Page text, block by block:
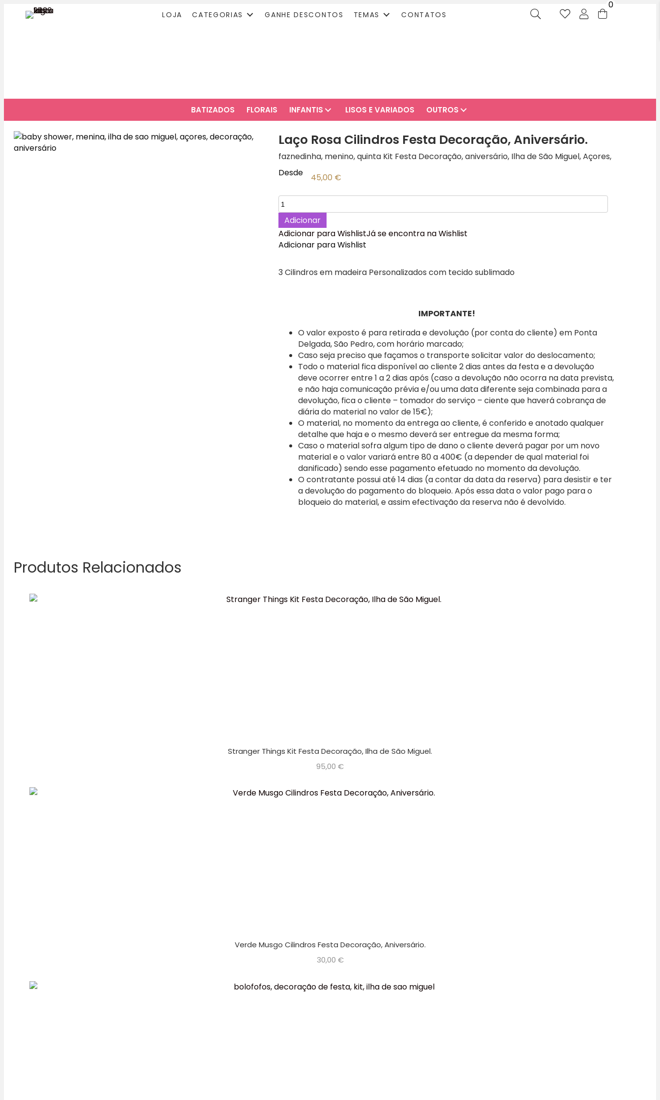
LOJA CATEGORIAS GANHE DESCONTOS TEMAS CONTATOS
0
BATIZADOS FLORAIS INFANTIS LISOS E VARIADOS OUTROS
Laço Rosa Cilindros Festa Decoração, Aniversário.
faznedinha, menino, quinta Kit Festa Decoração, aniversário, Ilha de São Miguel, Açores,
Desde
45,00 €
Quantidade
de
Laço
Rosa
Cilindros
Decoração,
Adicionar
Adicionar para WishlistJá se encontra na Wishlist
Adicionar para Wishlist
3 Cilindros em madeira Personalizados com tecido sublimado
IMPORTANTE!
O valor exposto é para retirada e devolução (por conta do cliente) em Ponta
Delgada, São Pedro, com horário marcado;
Caso seja preciso que façamos o transporte solicitar valor do deslocamento;
Todo o material fica disponível ao cliente 2 dias antes da festa e a devolução
deve ocorrer entre 1 a 2 dias após (caso a devolução não ocorra na data prevista,
e não haja comunicação prévia e/ou uma data diferente seja combinada para a
devolução, fica o cliente – tomador do serviço – ciente que haverá cobrança de
diária do material no valor de 15€);
O material, no momento da entrega ao cliente, é conferido e anotado qualquer
detalhe que haja e o mesmo deverá ser entregue da mesma forma;
Caso o material sofra algum tipo de dano o cliente deverá pagar por um novo
material e o valor variará entre 80 a 400€ (a depender de qual material foi
danificado) sendo esse pagamento efetuado no momento da devolução.
O contratante possui até 14 dias (a contar da data da reserva) para desistir e ter
a devolução do pagamento do bloqueio. Após essa data o valor pago para o
bloqueio do material, e assim efectivação da reserva não é devolvido.
Produtos Relacionados
Stranger Things Kit Festa Decoração, Ilha de São Miguel.
95,00 €
Verde Musgo Cilindros Festa Decoração, Aniversário.
30,00 €